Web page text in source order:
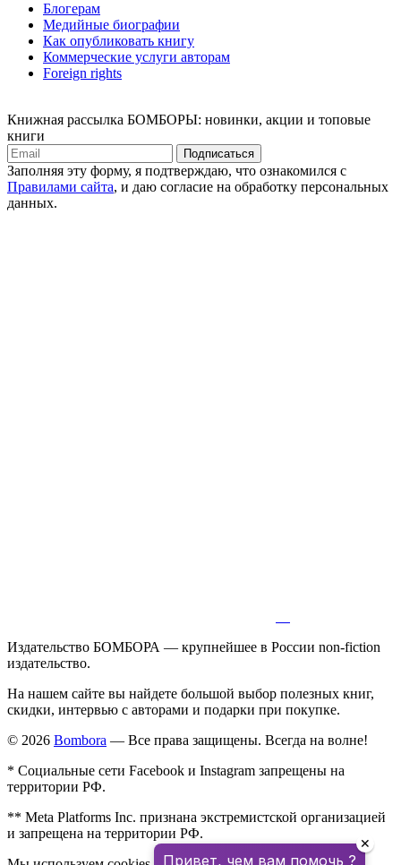
Блогерам
Медийные биографии
Как опубликовать книгу
Коммерческие услуги авторам
Foreign rights
Книжная рассылка БОМБОРЫ: новинки, акции и топовые
книги
Подписаться
Заполняя эту форму, я подтверждаю, что ознакомился с
Правилами сайта, и даю согласие на обработку персональных
данных.
Издательство БОМБОРА — крупнейшее в России non-fiction
издательство.
На нашем сайте вы найдете большой выбор полезных книг,
скидки, интервью с авторами и подарки при покупке.
© 2026 Bombora — Все права защищены. Всегда на волне!
* Социальные сети Facebook и Instagram запрещены на
территории РФ.
** Meta Platforms Inc. признана экстремистской организацией
и запрещена на территории РФ.
Привет, чем вам помочь ?
✕